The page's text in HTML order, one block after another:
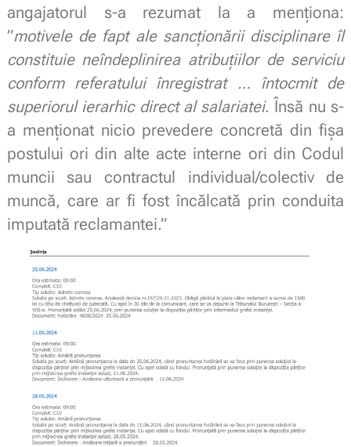
angajatorul s-a rezumat la a menționa:
”motivele de fapt ale sancționării disciplinare îl
constituie neîndeplinirea atribuțiilor de serviciu
conform referatului înregistrat … întocmit de
superiorul ierarhic direct al salariatei. Însă nu s-
a menționat nicio prevedere concretă din fișa
postului ori din alte acte interne ori din Codul
muncii sau contractul individual/colectiv de
muncă, care ar fi fost încălcată prin conduita
imputată reclamantei.”